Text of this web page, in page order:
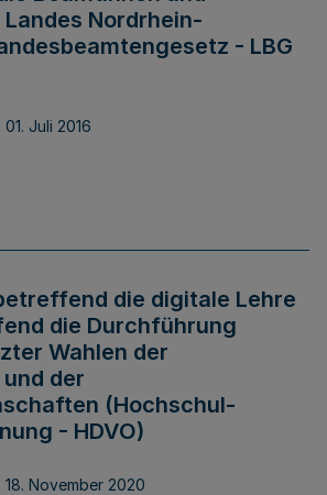
Nordrhein-
- LBG
01. Juli 2016
die digitale Lehre
die Durchführung
Wahlen der
der
(Hochschul-
- HDVO)
18. November 2020